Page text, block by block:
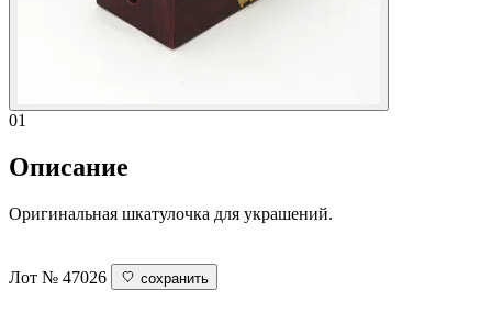
01
Описание
Оригинальная шкатулочка для украшений.
Лот № 47026 сохранить